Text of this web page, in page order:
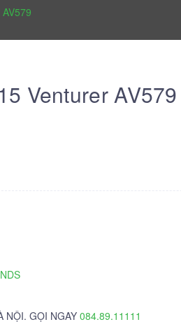
Venturer AV579
NỘI. GỌI NGAY 084.89.11111